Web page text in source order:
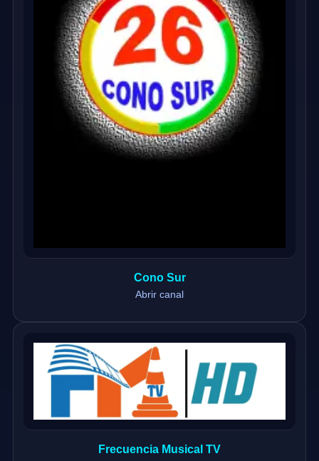
Cono Sur
Abrir canal
Frecuencia Musical TV